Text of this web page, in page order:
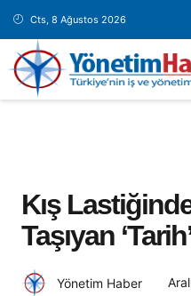
Cts, 8 Ağustos 2026
Kış
Taşıyan
Yönetim Haber